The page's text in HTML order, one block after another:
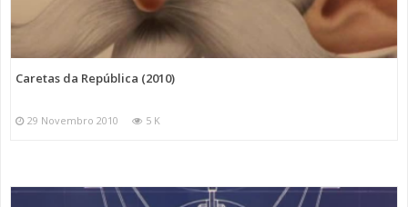
Caretas da República (2010)
29 Novembro 2010 5 K